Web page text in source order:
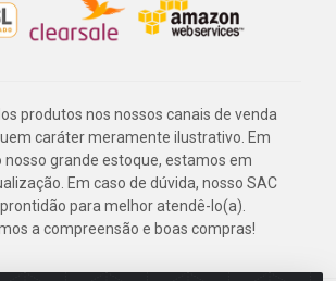
produtos nos nossos canais de venda
caráter meramente ilustrativo. Em
nosso grande estoque, estamos em
Em caso de dúvida, nosso SAC
para melhor atendê-lo(a).
a compreensão e boas compras!